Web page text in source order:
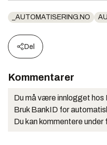
_AUTOMATISERING.NO
Del
Kommentarer
Du må være innlogget
Bruk BankID for
Du kan kommentere under